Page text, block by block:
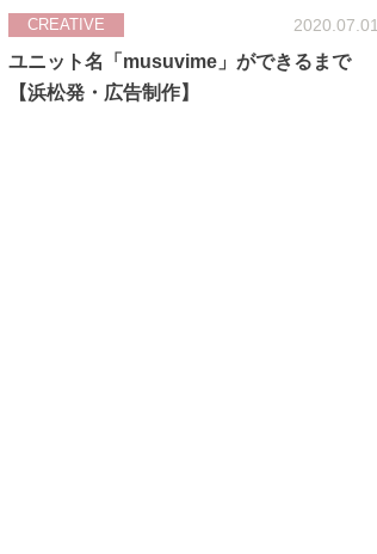
CREATIVE 2020.07.01
ユニット名「musuvime」ができるまで
【浜松発・広告制作】